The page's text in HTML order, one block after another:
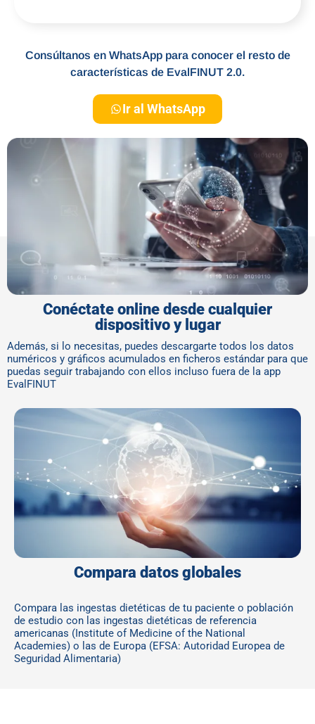
Consúltanos en WhatsApp para conocer el resto de
características de EvalFINUT 2.0.
Ir al WhatsApp
Conéctate online desde cualquier
dispositivo y lugar
Además, si lo necesitas, puedes descargarte todos los datos
numéricos y gráficos acumulados en ficheros estándar para que
puedas seguir trabajando con ellos incluso fuera de la app
EvalFINUT
Compara datos globales
Compara las ingestas dietéticas de tu paciente o población
de estudio con las ingestas dietéticas de referencia
americanas (Institute of Medicine of the National
Academies) o las de Europa (EFSA: Autoridad Europea de
Seguridad Alimentaria)